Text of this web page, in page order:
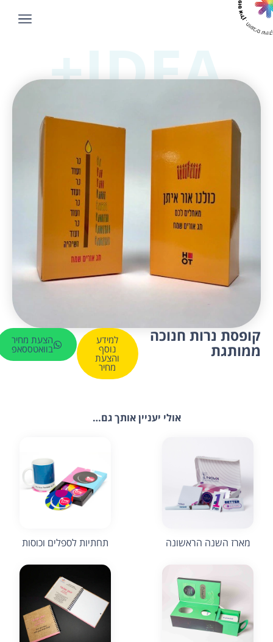
IDEA+
קופסת נרות חנוכה
ממותגת
למידע
נוסף
והצעת
מחיר
הצעת מחיר
בוואטססאפ
אולי יעניין אותך גם…
מארז השנה הראשונה תחתיות לספלים וכוסות